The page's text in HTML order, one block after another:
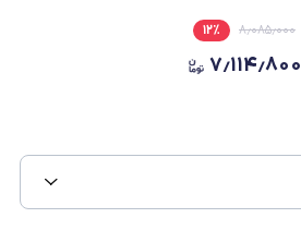
۸٫۰۸۵٫۰۰۰ ۱۲٪
۷٫۱۱۴٫۸۰۰